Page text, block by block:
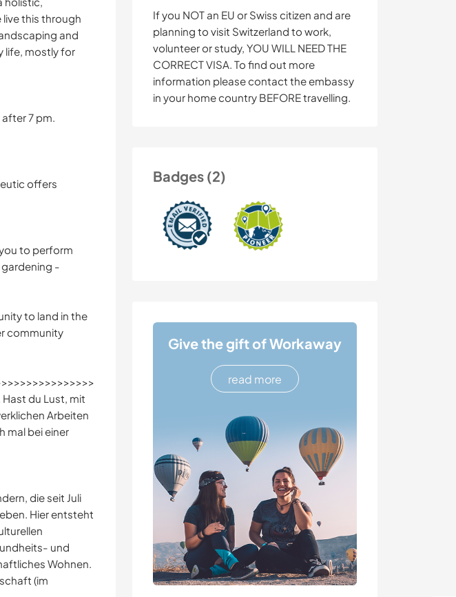
If you NOT an EU or Swiss citizen and are
planning to visit Switzerland to work,
volunteer or study, YOU WILL NEED THE
CORRECT VISA. To find out more
information please contact the embassy
in your home country BEFORE travelling.
Badges (2)
Give the gift of Workaway
read more
this through
and
life, mostly for
7 pm.
offers
to perform
-
to land in the
community
du Lust, mit
Arbeiten
mal bei einer
die seit Juli
Hier entsteht
und
Wohnen.
(im